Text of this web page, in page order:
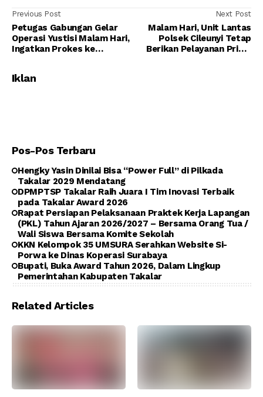
Previous Post
Petugas Gabungan Gelar
Operasi Yustisi Malam Hari,
Ingatkan Prokes ke
Next Post
Malam Hari, Unit Lantas
Polsek Cileunyi Tetap
Berikan Pelayanan Prima
Iklan
Pos-Pos Terbaru
Hengky Yasin Dinilai Bisa “Power Full” di Pilkada
Takalar 2029 Mendatang
DPMPTSP Takalar Raih Juara I Tim Inovasi Terbaik
pada Takalar Award 2026
Rapat Persiapan Pelaksanaan Praktek Kerja Lapangan
(PKL) Tahun Ajaran 2026/2027 – Bersama Orang Tua /
Wali Siswa Bersama Komite Sekolah
KKN Kelompok 35 UMSURA Serahkan Website Si-
Porwa ke Dinas Koperasi Surabaya
Bupati, Buka Award Tahun 2026, Dalam Lingkup
Pemerintahan Kabupaten Takalar
Related Articles